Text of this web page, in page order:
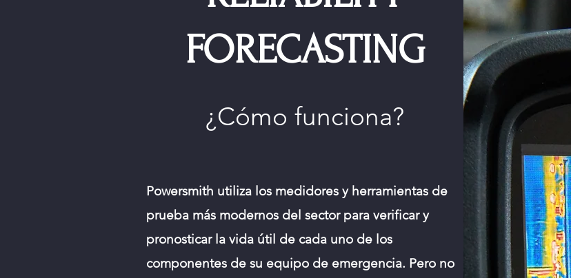
FORECASTING
¿Cómo funciona?
Powersmith utiliza los medidores y herramientas de
prueba más modernos del sector para verificar y
pronosticar la vida útil de cada uno de los
componentes de su equipo de emergencia. Pero no